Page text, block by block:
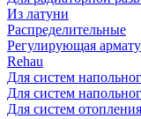
Из латуни
Распределительные
Регулирующая
Rehau
Для систем
Для систем
Для систем